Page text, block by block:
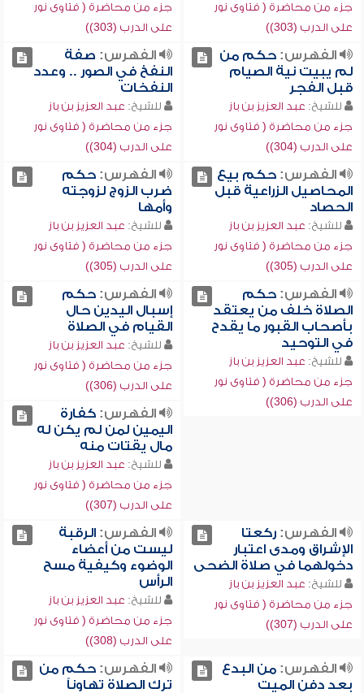
جزء من محاضرة ( فتاوى نور
على الدرب (303))
جزء من محاضرة ( فتاوى نور
على الدرب (303))
الفهرس:حكم من
لم يبيت نية الصيام
قبل الفجر
للشيخ: عبد العزيز بن باز
جزء من محاضرة ( فتاوى نور
على الدرب (304))
الفهرس: صفة
النفخ في الصور .. وعدد
النفخات
للشيخ: عبد العزيز بن باز
جزء من محاضرة ( فتاوى نور
على الدرب (304))
الفهرس:حكم بيع
المحاصيل الزراعية قبل
الحصاد
للشيخ: عبد العزيز بن باز
جزء من محاضرة ( فتاوى نور
على الدرب (305))
الفهرس:حكم
ضرب الزوج لزوجته
وأمها
للشيخ: عبد العزيز بن باز
جزء من محاضرة ( فتاوى نور
على الدرب (305))
الفهرس:حكم
الصلاة خلف من يعتقد
بأصحاب القبور ما يقدح
في التوحيد
للشيخ: عبد العزيز بن باز
جزء من محاضرة ( فتاوى نور
على الدرب (306))
الفهرس:حكم
إسبال اليدين حال
القيام في الصلاة
للشيخ: عبد العزيز بن باز
جزء من محاضرة ( فتاوى نور
على الدرب (306))
الفهرس:كفارة
اليمين لمن لم يكن له
مال يقتات منه
للشيخ: عبد العزيز بن باز
جزء من محاضرة ( فتاوى نور
على الدرب (307))
الفهرس:ركعتا
الإشراق ومدى اعتبار
دخولهما في صلاة الضحى
للشيخ: عبد العزيز بن باز
جزء من محاضرة ( فتاوى نور
على الدرب (307))
الفهرس:الرقبة
ليست من أعضاء
الوضوء وكيفية مسح
الرأس
للشيخ: عبد العزيز بن باز
جزء من محاضرة ( فتاوى نور
على الدرب (308))
الفهرس:من البدع
بعد دفن الميت
الفهرس:حكم من
ترك الصلاة تهاوناً